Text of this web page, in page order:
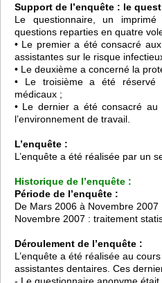
Support de l’enquête : le
Le questionnaire, un
questions reparties en quatre
• Le premier a été consacré
assistantes sur le risque
• Le deuxième a concerné la
• Le troisième a été réservé
médicaux ;
• Le dernier a été consacré
l’environnement de travail.
L’enquête :
L’enquête a été réalisée par un
Historique de l’enquête :
Période de l’enquête :
De Mars 2006 à Novembre
Novembre 2007 : traitement
Déroulement de l’enquête :
L’enquête a été réalisée au
assistantes dentaires. Ces